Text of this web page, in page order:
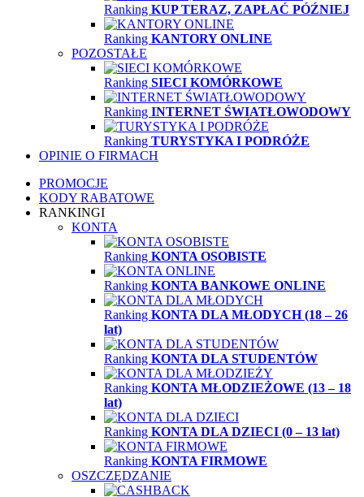
Ranking KUP TERAZ, ZAPŁAĆ PÓŹNIEJ
Ranking KANTORY ONLINE
POZOSTAŁE
Ranking SIECI KOMÓRKOWE
Ranking INTERNET ŚWIATŁOWODOWY
Ranking TURYSTYKA I PODRÓŻE
OPINIE O FIRMACH
PROMOCJE
KODY RABATOWE
RANKINGI
KONTA
Ranking KONTA OSOBISTE
Ranking KONTA BANKOWE ONLINE
Ranking KONTA DLA MŁODYCH (18 – 26
lat)
Ranking KONTA DLA STUDENTÓW
Ranking KONTA MŁODZIEŻOWE (13 – 18
lat)
Ranking KONTA DLA DZIECI (0 – 13 lat)
Ranking KONTA FIRMOWE
OSZCZĘDZANIE